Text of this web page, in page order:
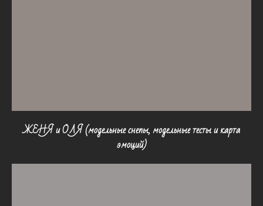
ЖЕНЯ и ОЛЯ (модельные снепы, модельные тесты и карта
эмоций)